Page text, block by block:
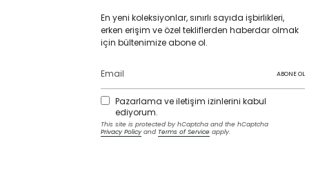
En yeni koleksiyonlar, sınırlı sayıda işbirlikleri,
erken erişim ve özel tekliflerden haberdar olmak
için bültenimize abone ol.
ABONE OL
Pazarlama ve iletişim izinlerini kabul
ediyorum.
This site is protected by hCaptcha and the hCaptcha
Privacy Policy and Terms of Service apply.